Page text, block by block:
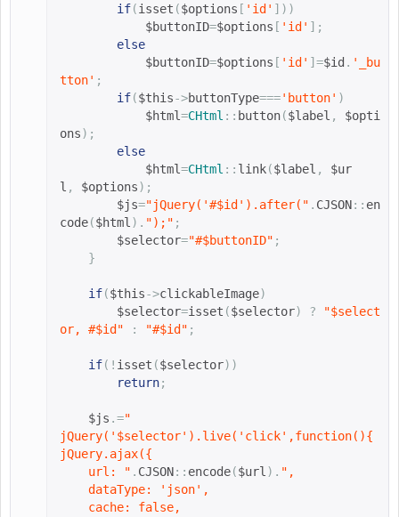
if(isset ($options [ 'id' ]))
$buttonID=$options [ 'id' ];
else
$buttonID=$options [ 'id' ]=$id . '_bu
tton' ;
if($this->buttonType==='button' )
$html=CHtml :: button($label ,
$opti
ons);
else
$html=CHtml :: link($label ,
$ur
l , $options);
$js="jQuery('#$id ').after(" . CJSON:: en
code($html). ");" ;
$selector="#$buttonID" ;
}
if($this->clickableImage)
$selector=isset ($selector) ? "$select
or, #$id " : "#$id " ;
if(! isset ($selector))
return;
$js .="
jQuery(' $selector').live('click',function(){
jQuery.ajax({
url: " . CJSON:: encode($url). ",
dataType: 'json',
cache: false,